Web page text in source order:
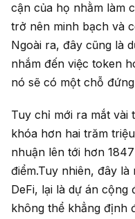
cận của họ nhằm làm
trở nên minh bạch và
Ngoài ra, đây cũng là
nhắm đến việc token
nó sẽ có một chỗ
Tuy chỉ mới ra mắt vài
khóa hơn hai trăm
nhuận lên tới hơn
điểm.Tuy nhiên, đây
DeFi, lại là dự án
không thể khẳng định